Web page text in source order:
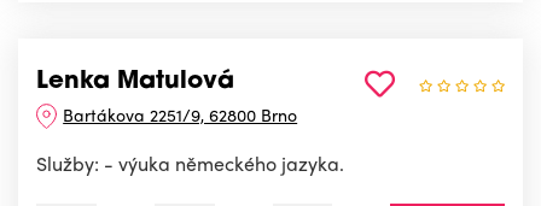
Lenka Matulová
Bartákova 2251/9, 62800 Brno
Služby: - výuka německého jazyka.